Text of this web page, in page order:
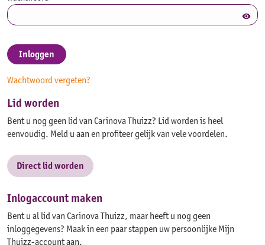
visibility
Wachtwoord vergeten?
Lid worden
Bent u nog geen lid van Carinova Thuizz? Lid worden is heel
eenvoudig. Meld u aan en profiteer gelijk van vele voordelen.
Direct lid worden
Inlogaccount maken
Bent u al lid van Carinova Thuizz, maar heeft u nog geen
inloggegevens? Maak in een paar stappen uw persoonlijke Mijn
Thuizz-account aan.